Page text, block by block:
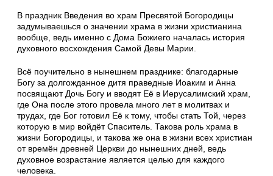
В праздник Введения во храм Пресвятой Богородицы
задумываешься о значении храма в жизни христианина
вообще, ведь именно с Дома Божиего началась история
духовного восхождения Самой Девы Марии.
Всё поучительно в нынешнем празднике: благодарные
Богу за долгожданное дитя праведные Иоаким и Анна
посвящают Дочь Богу и вводят Её в Иерусалимский храм,
где Она после этого провела много лет в молитвах и
трудах, где Бог готовил Её к тому, чтобы стать Той, через
которую в мир войдёт Спаситель. Такова роль храма в
жизни Богородицы, и такова же она в жизни всех христиан
от времён древней Церкви до нынешних дней, ведь
духовное возрастание является целью для каждого
человека.